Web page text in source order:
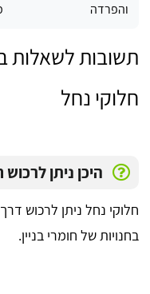
והפרדה
תשובות לשאלות
חלוקי נחל
היכן ניתן
חלוקי נחל ניתן לרכוש
בחנויות של חומרי בניין.